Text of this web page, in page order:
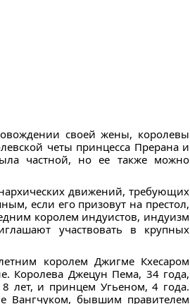
своей жены, королевы
четы принцесса Прерана и
частной, но ее также можно
движений, требующих
если его призовут на престол,
королем индуистов, индуизм
участвовать в крупных
королем Джигме Кхесаром
Королева Джецун Пема, 34 года,
лет, и принцем Угьеном, 4 года.
Вангчуком, бывшим правителем